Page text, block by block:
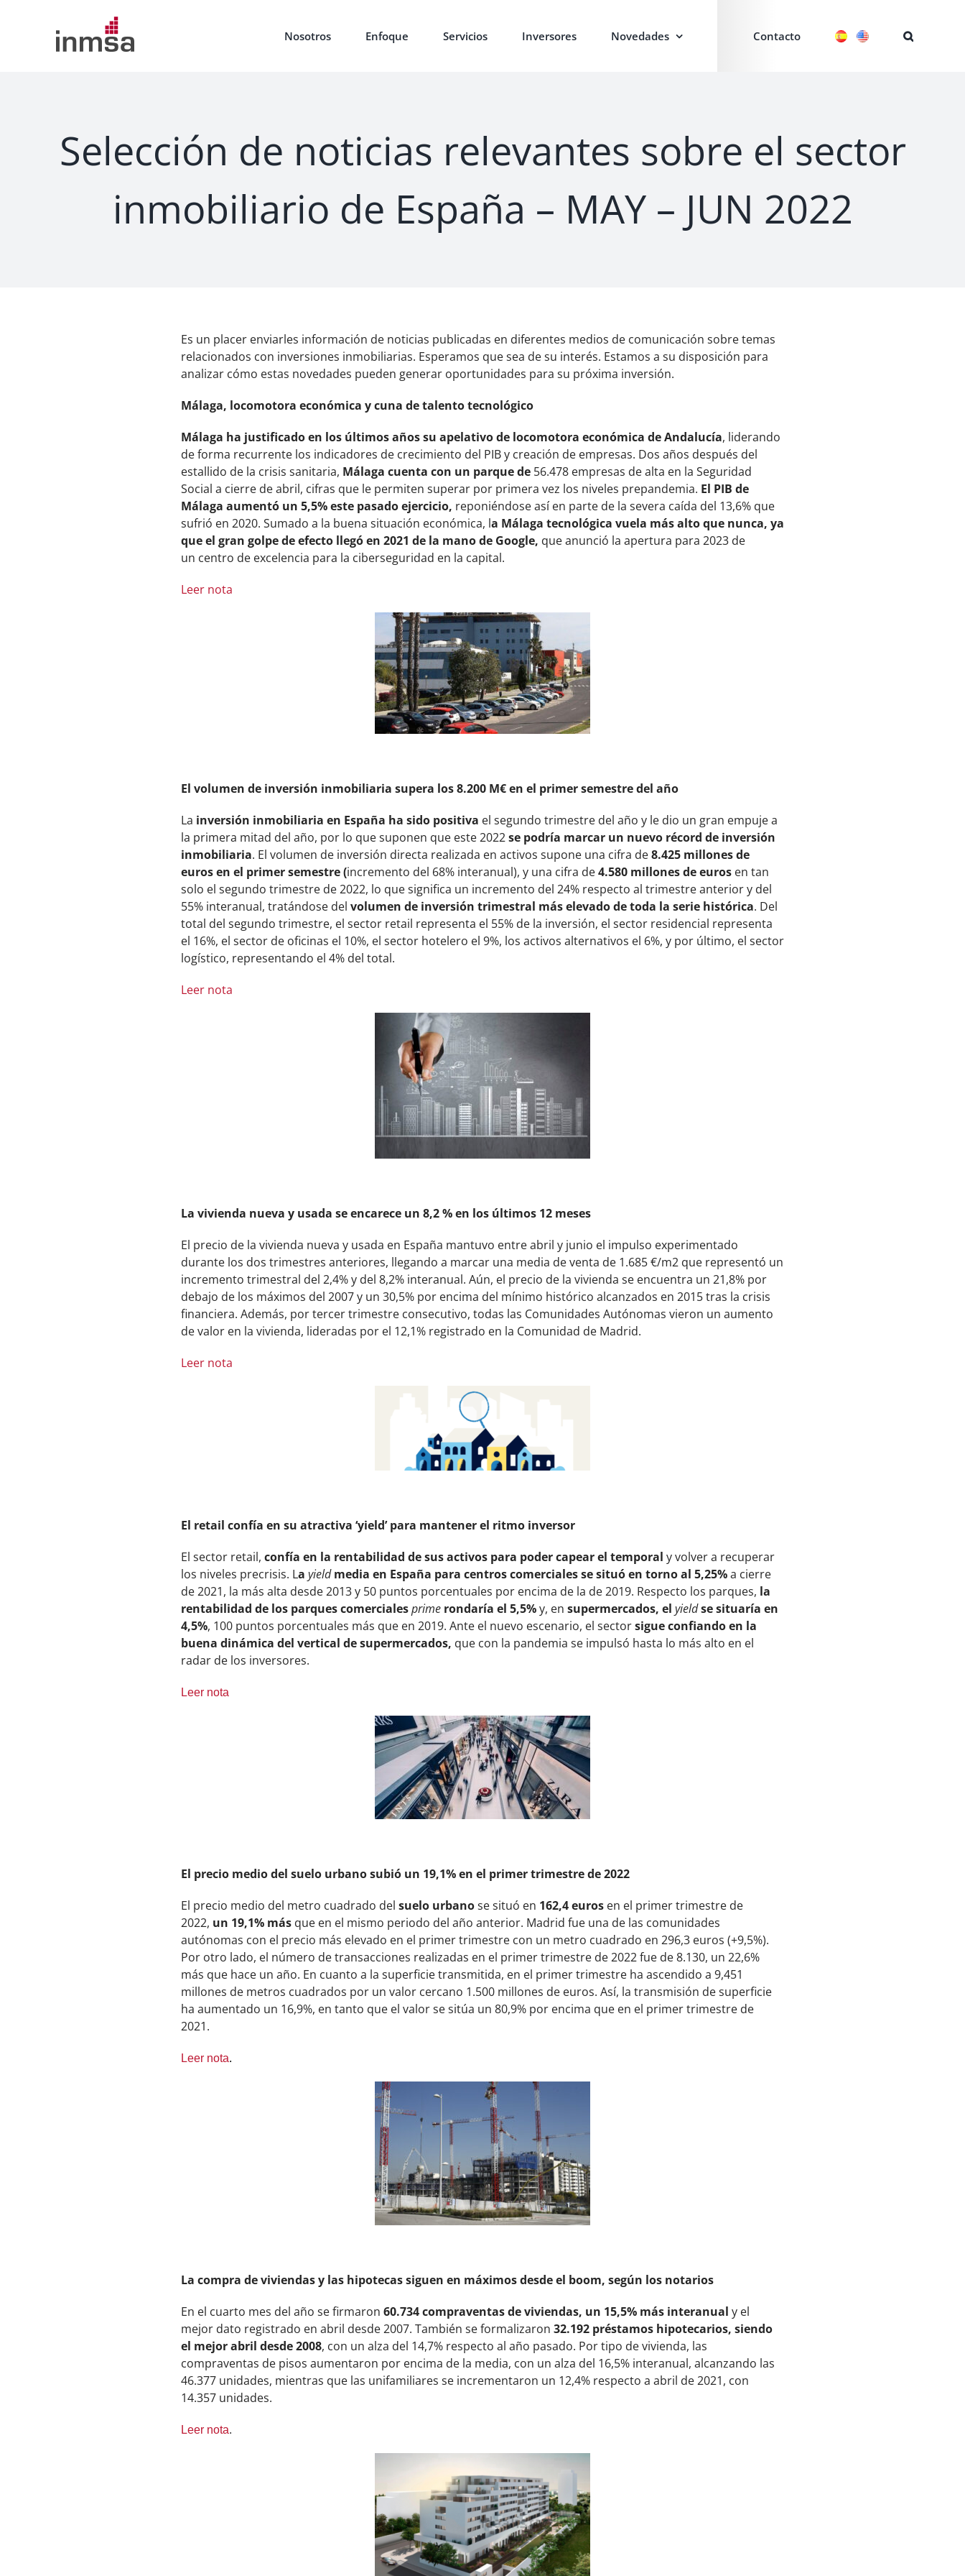
Nosotros Enfoque Servicios Inversores Novedades Contacto
Selección de noticias relevantes sobre el sector
inmobiliario de España – MAY – JUN 2022
Es un placer enviarles información de noticias publicadas en diferentes medios de comunicación sobre temas
relacionados con inversiones inmobiliarias. Esperamos que sea de su interés. Estamos a su disposición para
analizar cómo estas novedades pueden generar oportunidades para su próxima inversión.
Málaga, locomotora económica y cuna de talento tecnológico
Málaga ha justificado en los últimos años su apelativo de locomotora económica deAndalucía, liderando
de forma recurrente los indicadores de crecimiento del PIB y creación de empresas. Dos años después del
estallido de la crisis sanitaria, Málaga cuenta con un parque de 56.478 empresas de alta en la Seguridad
Social a cierre de abril, cifras que le permiten superar por primera vez los niveles prepandemia. El PIB de
Málaga aumentó un 5,5% este pasado ejercicio, reponiéndose así en parte de la severa caída del 13,6% que
sufrió en 2020. Sumado a la buena situación económica, la Málaga tecnológica vuela más alto que nunca, ya
que el gran golpe de efecto llegó en 2021 de la mano de Google, que anunció la apertura para 2023 de
un centro de excelencia para la ciberseguridad en la capital.
Leer nota
El volumen de inversión inmobiliaria supera los 8.200 M€ en el primer semestre del año
La inversión inmobiliaria en España ha sido positiva el segundo trimestre del año y le dio un gran empuje a
la primera mitad del año, por lo que suponen que este 2022se podría marcar un nuevo récord de inversión
inmobiliaria. El volumen de inversión directa realizada en activos supone una cifra de8.425 millones de
euros en el primer semestre (incremento del 68% interanual), y una cifra de4.580 millones de euros en tan
solo el segundo trimestre de 2022, lo que significa un incremento del 24% respecto al trimestre anterior y del
55% interanual, tratándose del volumen de inversión trimestral más elevado de toda la serie histórica. Del
total del segundo trimestre, el sector retail representa el 55% de la inversión, el sector residencial representa
el 16%, el sector de oficinas el 10%, el sector hotelero el 9%, los activos alternativos el 6%, y por último, el sector
logístico, representando el 4% del total.
Leer nota
La vivienda nueva y usada se encarece un 8,2 % en los últimos 12 meses
El precio de la vivienda nueva y usada en España mantuvo entre abril y junio el impulso experimentado
durante los dos trimestres anteriores, llegando a marcar una media de venta de 1.685 €/m2 que representó un
incremento trimestral del 2,4% y del 8,2% interanual. Aún, el precio de la vivienda se encuentra un 21,8% por
debajo de los máximos del 2007 y un 30,5% por encima del mínimo histórico alcanzados en 2015 tras la crisis
financiera. Además, por tercer trimestre consecutivo, todas las Comunidades Autónomas vieron un aumento
de valor en la vivienda, lideradas por el 12,1% registrado en la Comunidad de Madrid.
Leer nota
El retail confía en su atractiva ‘yield’ para mantener el ritmo inversor
El sector retail, confía en la rentabilidad de sus activos para poder capear el temporal y volver a recuperar
los niveles precrisis. La yieldmedia en España para centros comerciales se situó en torno al 5,25%a cierre
de 2021, la más alta desde 2013 y 50 puntos porcentuales por encima de la de 2019. Respecto los parques, la
rentabilidad de los parques comercialesprime rondaría el 5,5%y, en supermercados, el yieldse situaría en
4,5%, 100 puntos porcentuales más que en 2019. Ante el nuevo escenario, el sectorsigue confiando en la
buena dinámica del vertical de supermercados, que con la pandemia se impulsó hasta lo más alto en el
radar de los inversores.
Leer nota
El precio medio del suelo urbano subió un 19,1% en el primer trimestre de 2022
El precio medio del metro cuadrado del suelo urbanose situó en 162,4 euros en el primer trimestre de
2022, un 19,1% más que en el mismo periodo del año anterior. Madrid fue una de las comunidades
autónomas con el precio más elevado en el primer trimestre con un metro cuadrado en 296,3 euros (+9,5%).
Por otro lado, el número de transacciones realizadas en el primer trimestre de 2022 fue de 8.130, un 22,6%
más que hace un año. En cuanto a la superficie transmitida, en el primer trimestre ha ascendido a 9,451
millones de metros cuadrados por un valor cercano 1.500 millones de euros. Así, la transmisión de superficie
ha aumentado un 16,9%, en tanto que el valor se sitúa un 80,9% por encima que en el primer trimestre de
2021.
Leer nota.
La compra de viviendas y las hipotecas siguen en máximos desde el boom, según los notarios
En el cuarto mes del año se firmaron 60.734 compraventas de viviendas, un 15,5% más interanual y el
mejor dato registrado en abril desde 2007. También se formalizaron 32.192 préstamos hipotecarios, siendo
el mejor abril desde 2008, con un alza del 14,7% respecto al año pasado. Por tipo de vivienda, las
compraventas de pisos aumentaron por encima de la media, con un alza del 16,5% interanual, alcanzando las
46.377 unidades, mientras que las unifamiliares se incrementaron un 12,4% respecto a abril de 2021, con
14.357 unidades.
Leer nota.